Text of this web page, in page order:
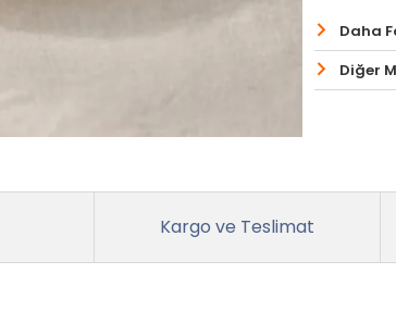
Daha
Diğer
Kargo ve Teslimat